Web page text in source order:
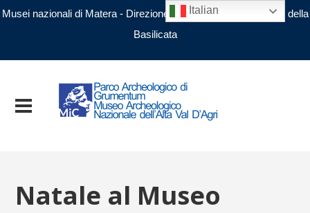
Musei nazionali di Matera - Direzione regionale Musei nazionali della
Basilicata
Natale al Museo
Italian